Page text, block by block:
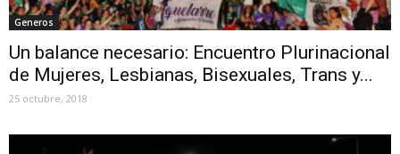
Generos
Un balance necesario: Encuentro Plurinacional
de Mujeres, Lesbianas, Bisexuales, Trans y...
25 octubre, 2018